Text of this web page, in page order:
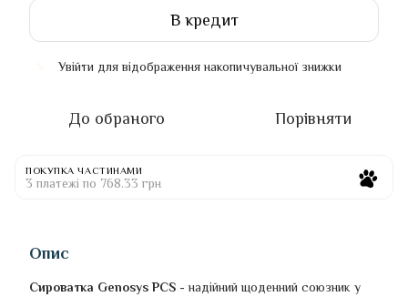
В кредит
Увійти для відображення накопичувальної знижки
До обраного Порівняти
ПОКУПКА ЧАСТИНАМИ
3 платежі по 768.33 грн
Опис
Сироватка Genosys PCS - надійний щоденний союзник у